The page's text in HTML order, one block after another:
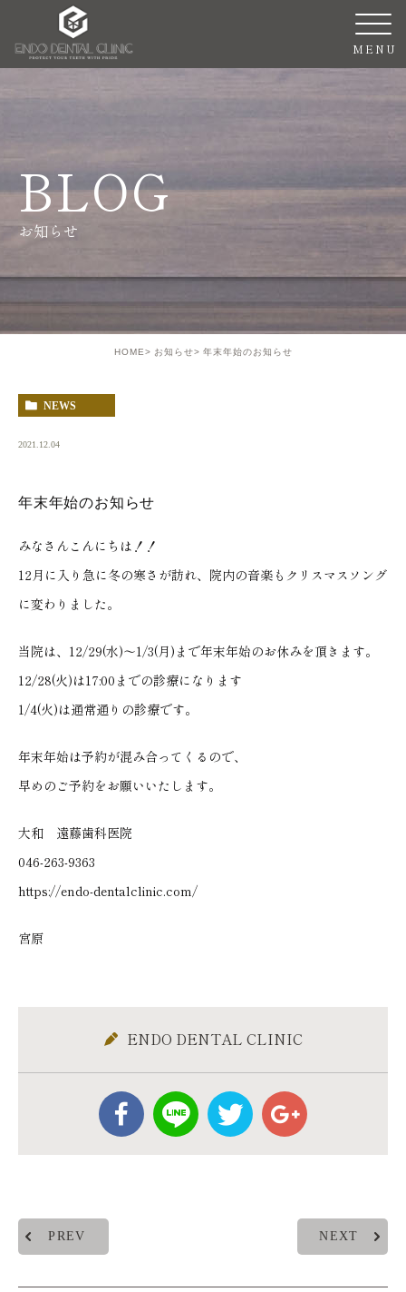
BLOG
お知らせ
HOME お知らせ 年末年始のお知らせ
NEWS
2021.12.04
年末年始のお知らせ
みなさんこんにちは！！
12月に入り急に冬の寒さが訪れ、院内の音楽もクリスマスソング
に変わりました。
当院は、12/29(水)〜1/3(月)まで年末年始のお休みを頂きます。
12/28(火)は17:00までの診療になります
1/4(火)は通常通りの診療です。
年末年始は予約が混み合ってくるので、
早めのご予約をお願いいたします。
大和 遠藤歯科医院
046-263-9363
https://endo-dentalclinic.com/
宮原
ENDO DENTAL CLINIC
PREV NEXT